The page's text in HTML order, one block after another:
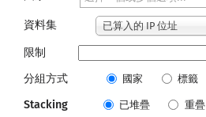
資料集 已算入的 IP 位址
限制
分組方式
國家 標籤
Stacking 已堆疊 重疊